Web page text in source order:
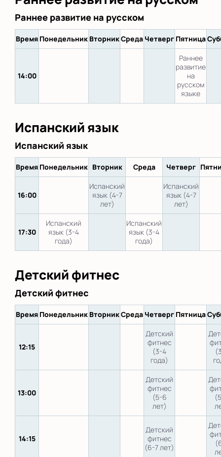
Раннее развитие на русском
Время Понедельник ВторникСреда Четверг Пятница
14:00
Раннее
развитие
на
русском
языке
Испанский язык
Испанский язык
Время Понедельник Вторник Среда Четверг
16:00
Испанский
язык (4-7
лет)
Испанский
язык (4-7
лет)
17:30
Испанский
язык (3-4
года)
Испанский
язык (3-4
года)
Детский фитнес
Детский фитнес
Время Понедельник ВторникСреда Четверг Пятница
12:15
Детский
фитнес
(3-4
года)
13:00
Детский
фитнес
(5-6
лет)
14:15
Детский
фитнес
(6-7 лет)